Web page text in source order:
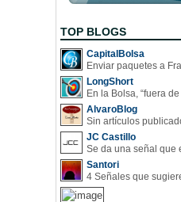
TOP BLOGS
CapitalBolsa
LongShort
En la Bolsa, “fuera
AlvaroBlog
Sin artículos
JC Castillo
Santori